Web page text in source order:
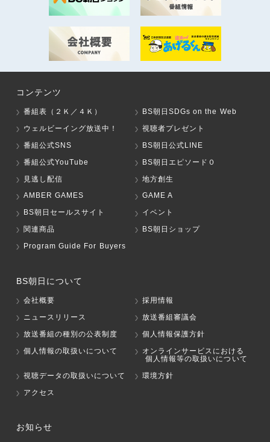
コンテンツ
番組表（２Ｋ／４Ｋ）
BS朝日SDGs on the Web
ウェルビーイング放送中！
視聴者プレゼント
番組公式SNS
BS朝日公式LINE
番組公式YouTube
BS朝日エピソード０
見逃し配信
地方創生
AMBER GAMES
GAME A
BS朝日セールスサイト
イベント
関連商品
BS朝日ショップ
Program Guide For Buyers
BS朝日について
会社概要
採用情報
ニュースリリース
放送番組審議会
放送番組の種別の公表制度
個人情報保護方針
個人情報の取扱いについて
オンラインサービスにおける
個人情報等の取扱いについて
視聴データの取扱いについて
環境方針
アクセス
お知らせ